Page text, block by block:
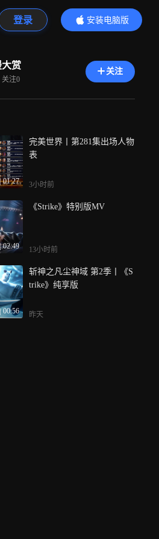
登录
安装电脑版
内容更精彩
赏
关注0
关注
| 01:27
完美世界丨第281集出场人物
表
3小时前
| 02:49
《Strike》特别版MV
13小时前
| 00:56
斩神之凡尘神域 第2季丨《S
trike》纯享版
昨天